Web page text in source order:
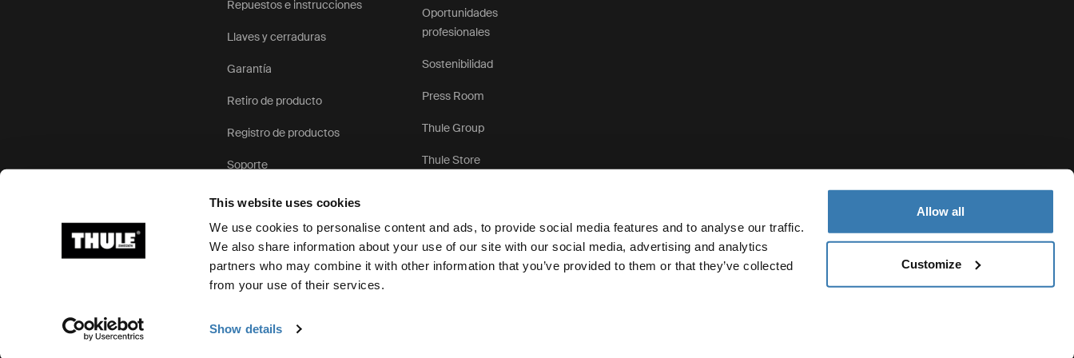
This website uses cookies
We use cookies to personalise content and ads, to provide social media features and to analyse our traffic.
We also share information about your use of our site with our social media, advertising and analytics
partners who may combine it with other information that you’ve provided to them or that they’ve collected
from your use of their services.
Show details
Allow all
Customize
Repuestos e instrucciones
Llaves y cerraduras
Garantía
Retiro de producto
Registro de productos
Soporte
Oportunidades
profesionales
Sostenibilidad
Press Room
Thule Group
Thule Store
Ⓒ 2026 Thule Group Todos los derechos reservados Aviso de privacidad Política de cookies Configuración de cookies Current market/